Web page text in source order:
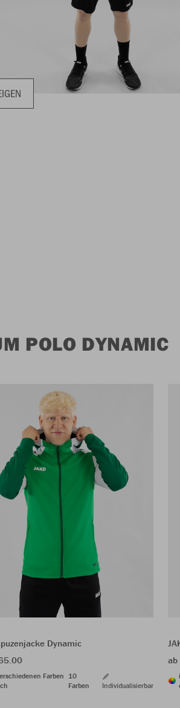
POLO DYNAMIC
Dynamic
Farben 10
Farben
Individualisierbar
ab